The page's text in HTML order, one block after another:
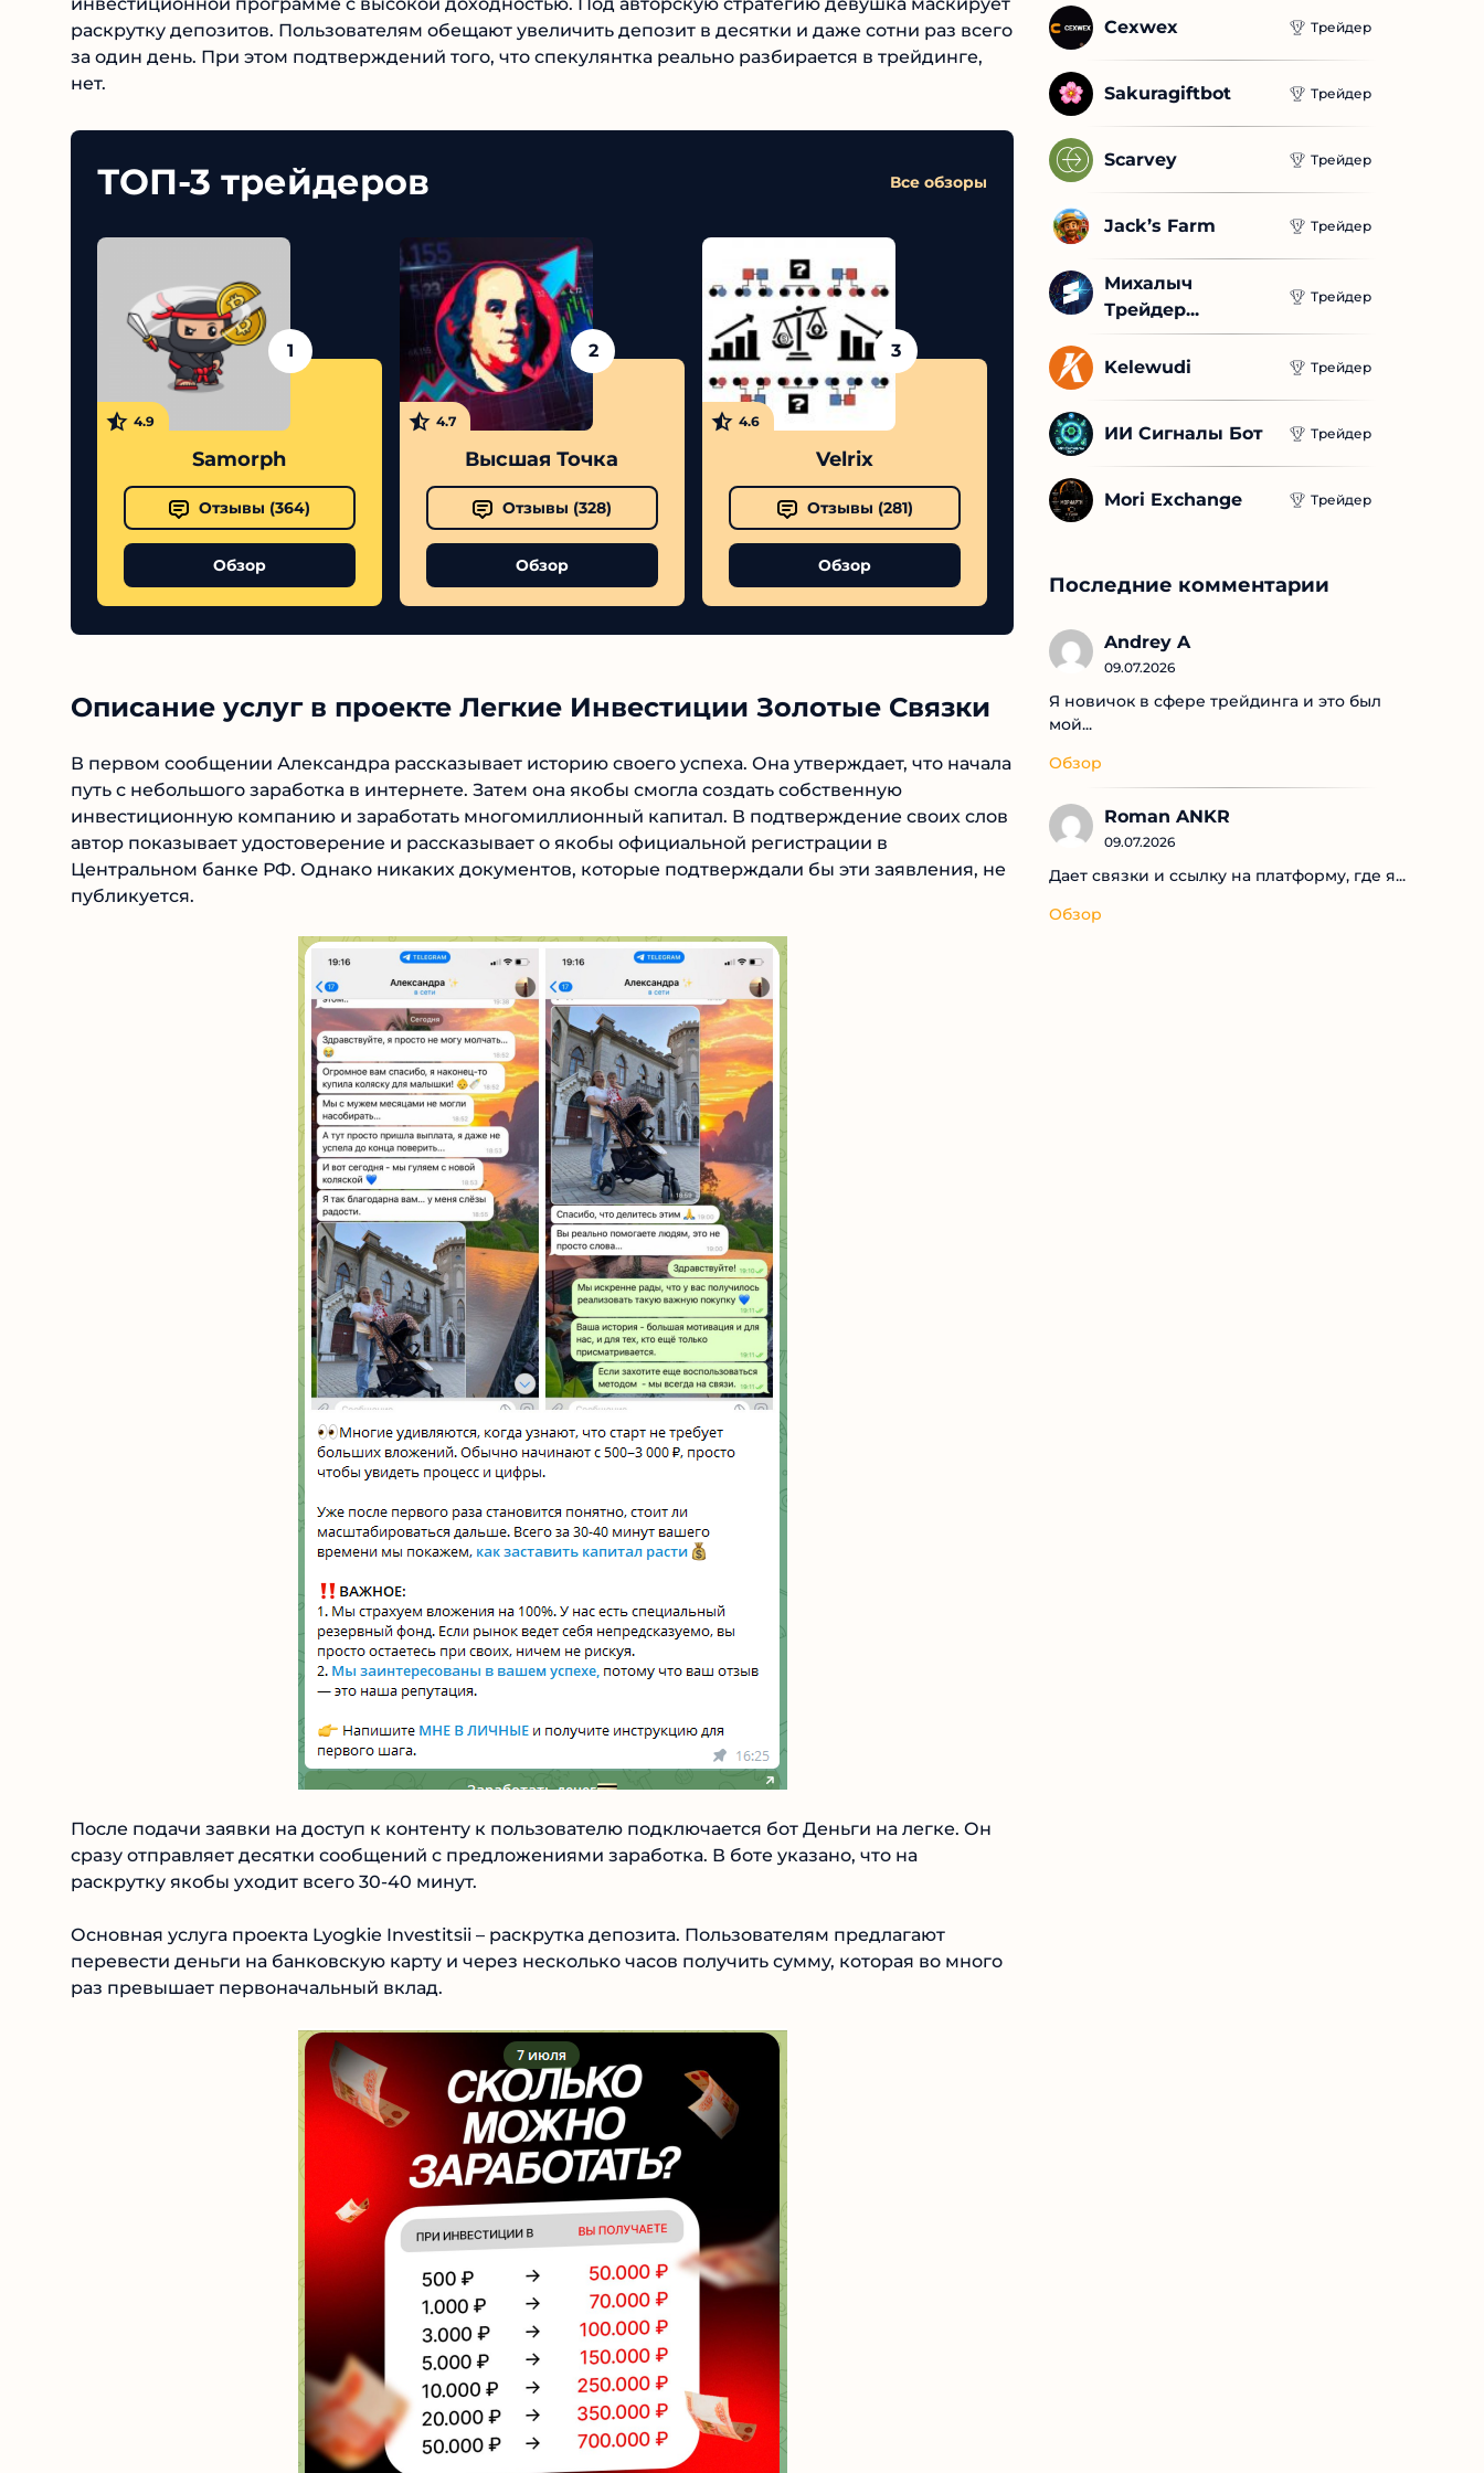
Александра Александровна. Она предлагает подписчикам передавать ей деньги для участия в
инвестиционной программе с высокой доходностью. Под авторскую стратегию девушка
маскирует раскрутку депозитов. Пользователям обещают увеличить депозит в десятки и даже
разбирается в трейдинге, нет.
ТОП-3 трейдеров
Samorph
Обзор
2
Высшая Точка
Обзор
3
Velrix
Обзор
Описание услуг в проекте Легкие Инвестиции Золотые Связки
В первом сообщении Александра рассказывает историю своего успеха. Она утверждает, что
начала путь с небольшого заработка в интернете. Затем она якобы смогла создать собственную
инвестиционную компанию и заработать многомиллионный капитал. В подтверждение своих
слов автор показывает удостоверение и рассказывает о якобы официальной регистрации в
После подачи заявки на доступ к контенту к пользователю подключается бот Деньги на легке. Он
раскрутку якобы уходит всего 30-40 минут.
Основная услуга проекта Lyogkie Investitsii – раскрутка депозита. Пользователям предлагают
раз превышает первоначальный вклад.
Cexwex Трейдер
Sakuragiftbot Трейдер
Scarvey Трейдер
Jack’s Farm Трейдер
Михалыч
Трейдер...
Трейдер
Kelewudi Трейдер
ИИ Сигналы Бот Трейдер
Mori Exchange Трейдер
Последние комментарии
Andrey A
09.07.2026
Я новичок в сфере трейдинга и это был
мой...
Обзор
Roman ANKR
09.07.2026
Дает связки и ссылку на платформу, где я...
Обзор
№1 В РЕЙТИНГЕ
Samorph
4.9
Рекомендованэкспертами
клиентов.
Читать обзор